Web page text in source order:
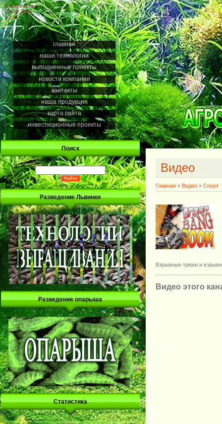
Воскресенье
09.08.2026
13:37
главная
наши технологии
выполненные проекты
новости компании
контакты
наша продукция
карта сайта
инвестиционные проекты
Поиск
Разведение Львинки
Разведение опарыша
Статистика
Видео
Главная » Видео » Спорт
Взрывные трюки и
Видео этого